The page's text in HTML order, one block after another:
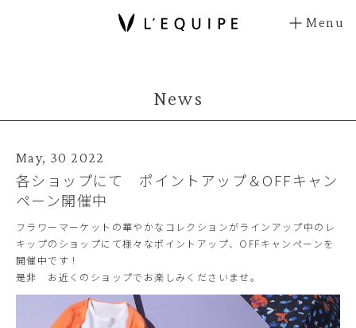
Menu
News
May, 30 2022
各ショップにて ポイントアップ＆OFFキャン
ペーン開催中
フラワーマーケットの華やかなコレクションがラインアップ中のレ
キップのショップにて様々なポイントアップ、OFFキャンペーンを
開催中です！
是非 お近くのショップでお楽しみくださいませ。